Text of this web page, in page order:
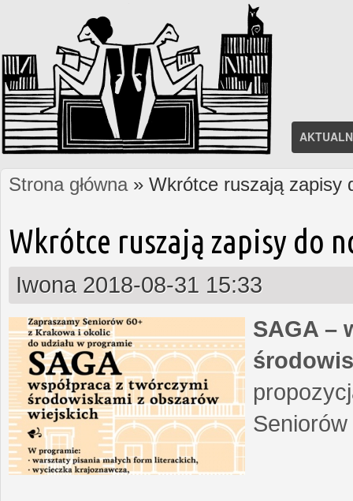
Jesteś tutaj
Strona główna» Wkrótce ruszają zapisy
Wkrótce ruszają zapisy do
Iwona 2018-08-31 15:33
SAGA –